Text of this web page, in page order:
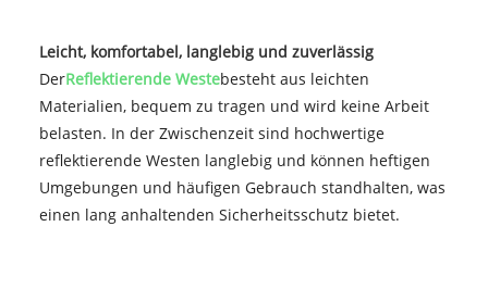
Leicht, komfortabel, langlebig und zuverlässig
DerReflektierende Westebesteht aus leichten
Materialien, bequem zu tragen und wird keine Arbeit
belasten. In der Zwischenzeit sind hochwertige
reflektierende Westen langlebig und können heftigen
Umgebungen und häufigen Gebrauch standhalten, was
einen lang anhaltenden Sicherheitsschutz bietet. ‌